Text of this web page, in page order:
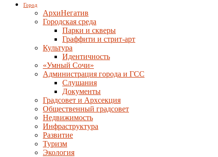
Город
АрхиНегатив
Городская среда
Парки и скверы
Граффити и стрит-арт
Культура
Идентичность
«Умный Сочи»
Администрация города и ГСС
Слушания
Документы
Градсовет и Архсекция
Общественный градсовет
Недвижимость
Инфраструктура
Развитие
Туризм
Экология